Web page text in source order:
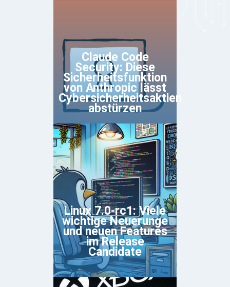
Claude Code
Security: Diese
Sicherheitsfunktion
von Anthropic lässt
Cybersicherheitsaktien
abstürzen
Linux 7.0-rc1: Viele
wichtige Neuerunge
und neuen Features
im Release
Candidate